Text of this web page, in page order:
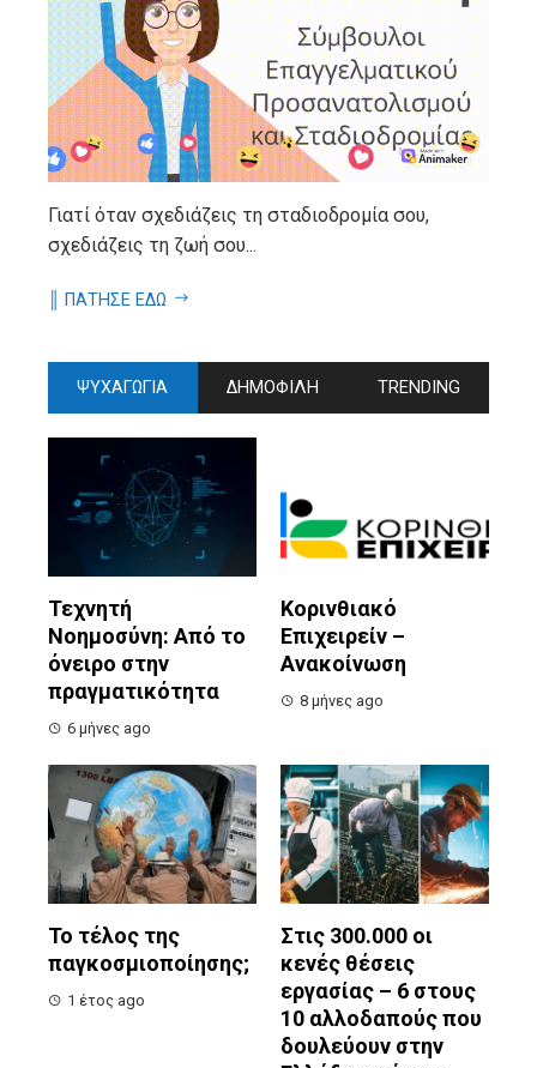
Γιατί όταν σχεδιάζεις τη σταδιοδρομία σου,
σχεδιάζεις τη ζωή σου...
║ ΠΑΤΗΣΕ ΕΔΩ
ΨΥΧΑΓΩΓΙΑ ΔΗΜΟΦΙΛΗ TRENDING
Τεχνητή
Νοημοσύνη: Από το
όνειρο στην
πραγματικότητα
6 μήνες ago
Κορινθιακό
Επιχειρείν –
Ανακοίνωση
8 μήνες ago
Το τέλος της
παγκοσμιοποίησης;
1 έτος ago
Στις 300.000 οι
κενές θέσεις
εργασίας – 6 στους
10 αλλοδαπούς που
δουλεύουν στην